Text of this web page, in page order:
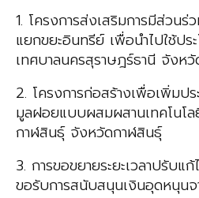
1. โครงการส่งเสริมการมีส่วนร่
แยกขยะอินทรีย์ เพื่อนำไปใช้ปร
เทศบาลนครสุราษฎร์ธานี จังห
2. โครงการก่อสร้างเพื่อเพิ่มป
มูลฝอยแบบผสมผสานเทคโนโ
กาฬสินธุ์ จังหวัดกาฬสินธุ์
3. การขอขยายระยะเวลาปรับแ
ขอรับการสนับสนุนเงินอุดหนุน